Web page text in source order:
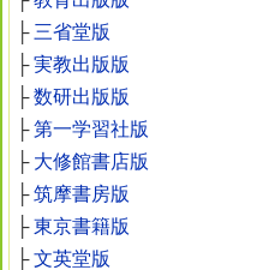
├ 三省堂版
├実教出版版
├数研出版版
├第一学習社版
├ 大修館書店版
├筑摩書房版
├東京書籍版
├文英堂版